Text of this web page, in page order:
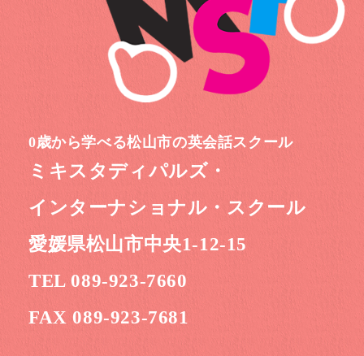
0歳から学べる松山市の英会話スクール
ミキスタディパルズ・
インターナショナル・スクール
愛媛県松山市中央1-12-15
TEL 089-923-7660
FAX 089-923-7681